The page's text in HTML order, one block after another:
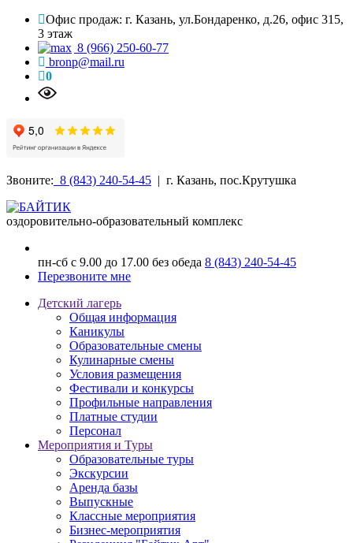
Офис продаж: г. Казань, ул.Бондаренко, д.26, офис 315,
3 этаж
8 (966) 250-60-77
bronp@mail.ru
0
Звоните: 8 (843) 240-54-45 | г. Казань, пос.Крутушка
оздоровительно-образовательный комплекс
пн-сб с 9.00 до 17.00 без обеда 8 (843) 240-54-45
Перезвоните мне
Детский лагерь
Общая информация
Каникулы
Образовательные смены
Кулинарные смены
Условия размещения
Фестивали и конкурсы
Профильные направления
Платные студии
Персонал
Мероприятия и Туры
Образовательные туры
Экскурсии
Аренда базы
Выпускные
Классные мероприятия
Бизнес-мероприятия